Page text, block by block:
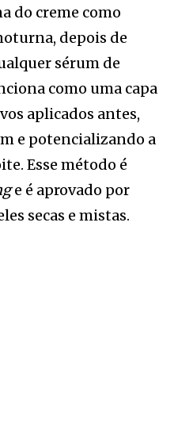
do creme como
depois de
sérum de
como uma capa
aplicados antes,
e potencializando a
Esse método é
e é aprovado por
secas e mistas.